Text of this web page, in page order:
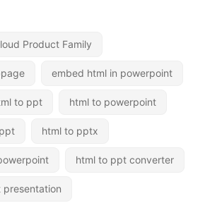
Product Family
embed html in powerpoint
to ppt html to powerpoint
html to pptx
html to ppt converter
presentation